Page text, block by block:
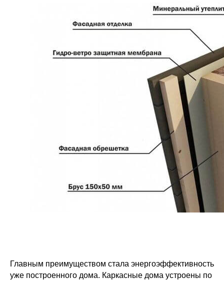
Главным преимуществом стала энергоэффективность
уже построенного дома. Каркасные дома устроены по